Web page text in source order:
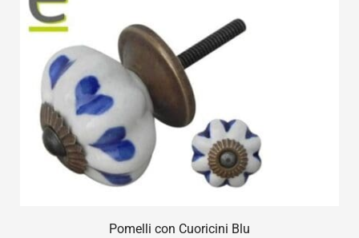
Pomelli con Cuoricini Blu